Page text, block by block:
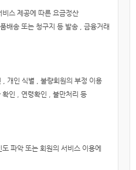
스 제공에 따른 요금정산
배송 또는 청구지 등 발송 , 금융거래
개인 식별 , 불량회원의 부정 이용
인 , 연령확인 , 불만처리 등
파악 또는 회원의 서비스 이용에